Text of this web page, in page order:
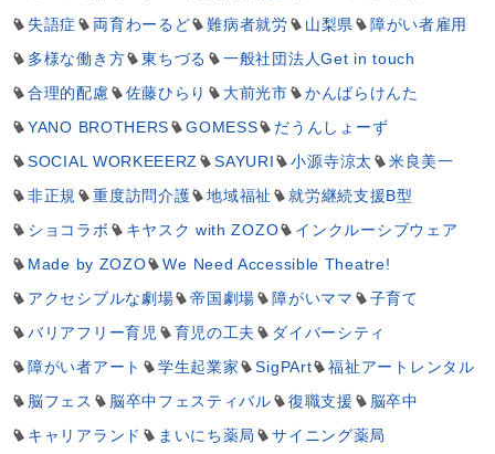
失語症
両育わーるど 難病者就労 山梨県
障がい者雇用
多様な働き方
東ちづる
一般社団法人Get in touch
合理的配慮
佐藤ひらり 大前光市
かんばらけんた
YANO BROTHERS
GOMESS
だうんしょーず
SOCIAL WORKEEERZ
SAYURI 小源寺涼太
米良美一
非正規
重度訪問介護 地域福祉
就労継続支援B型
ショコラボ
キヤスク with ZOZO
インクルーシブウェア
Made by ZOZO
We Need Accessible Theatre!
アクセシブルな劇場
帝国劇場 障がいママ
子育て
バリアフリー育児
育児の工夫
ダイバーシティ
障がい者アート
学生起業家 SigPArt
福祉アートレンタル
脳フェス
脳卒中フェスティバル 復職支援
脳卒中
キャリアランド
まいにち薬局
サイニング薬局